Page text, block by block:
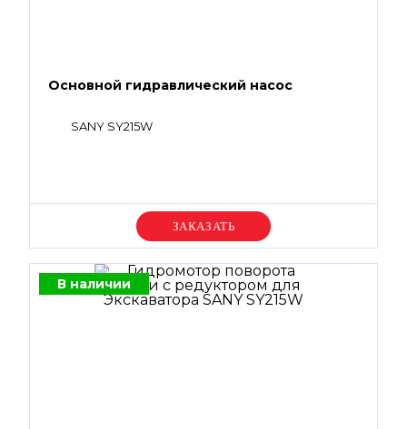
Основной гидравлический насос
SANY SY215W
Уточняйте цену
В наличии